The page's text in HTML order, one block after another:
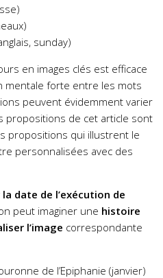
sunday)
en images clés est efficace
mentale forte entre les mots
peuvent évidemment varier
propositions de cet article sont
propositions qui illustrent le
personnalisées avec des
date de l’exécution de
peut imaginer une histoire
l’image correspondante
de l’Epiphanie (janvier)